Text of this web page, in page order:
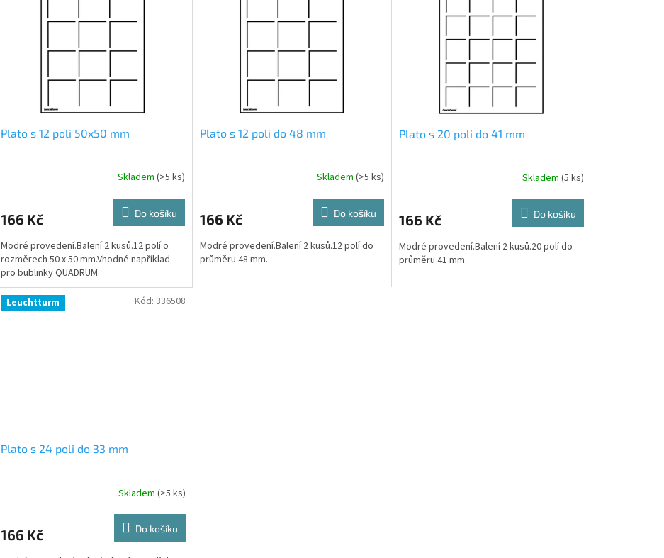
Plato s 12 poli 50x50 mm
Skladem (>5 ks)
166 Kč Do košíku
Modré provedení.Balení 2 kusů.12 polí o
rozměrech 50 x 50 mm.Vhodné například
pro bublinky QUADRUM.
Plato s 12 poli do 48 mm
Skladem (>5 ks)
166 Kč Do košíku
Modré provedení.Balení 2 kusů.12 polí do
průměru 48 mm.
Plato s 20 poli do 41 mm
Skladem (5 ks)
166 Kč Do košíku
Modré provedení.Balení 2 kusů.20 polí do
průměru 41 mm.
Leuchtturm
Plato s 24 poli do 33 mm
Skladem (>5 ks)
166 Kč Do košíku
Kód: 336508